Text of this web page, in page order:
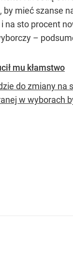
mieć szanse
sto procent
–
mu kłamstwo
do zmiany na
w wyborach